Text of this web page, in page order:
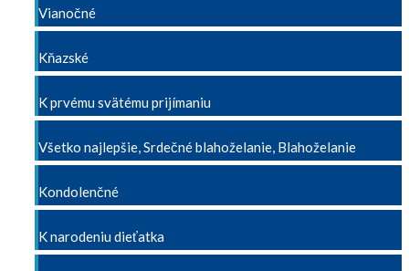
Vianočné
Kňazské
K prvému svätému prijímaniu
Všetko najlepšie, Srdečné blahoželanie, Blahoželanie
Kondolenčné
K narodeniu dieťatka